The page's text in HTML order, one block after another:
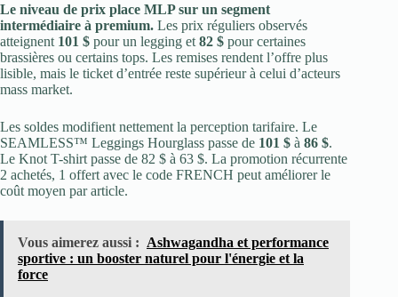
Le niveau de prix place MLP sur un segment
intermédiaire à premium. Les prix réguliers observés
atteignent 101 $ pour un legging et 82 $ pour certaines
brassières ou certains tops. Les remises rendent l’offre plus
lisible, mais le ticket d’entrée reste supérieur à celui d’acteurs
mass market.
Les soldes modifient nettement la perception tarifaire. Le
SEAMLESS™ Leggings Hourglass passe de 101 $ à 86 $.
Le Knot T-shirt passe de 82 $ à 63 $. La promotion récurrente
2 achetés, 1 offert avec le code FRENCH peut améliorer le
coût moyen par article.
Vous aimerez aussi : Ashwagandha et performance
sportive : un booster naturel pour l'énergie et la
force